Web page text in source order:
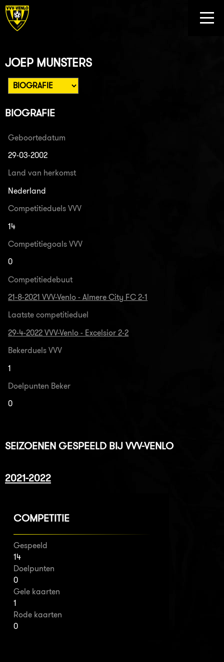
JOEP MUNSTERS
BIOGRAFIE
Geboortedatum
29-03-2002
Land van herkomst
Nederland
Competitieduels VVV
14
Competitiegoals VVV
0
Competitiedebuut
21-8-2021 VVV-Venlo - Almere City FC 2-1
Laatste competitieduel
29-4-2022 VVV-Venlo - Excelsior 2-2
Bekerduels VVV
1
Doelpunten Beker
0
SEIZOENEN GESPEELD BIJ VVV-VENLO
2021-2022
COMPETITIE
Gespeeld
14
Doelpunten
0
Gele kaarten
1
Rode kaarten
0